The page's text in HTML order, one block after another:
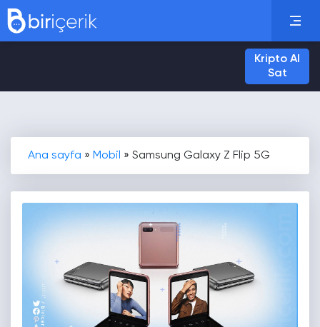
Kripto Al
Sat
Ana sayfa » Mobil » Samsung Galaxy Z Flip 5G